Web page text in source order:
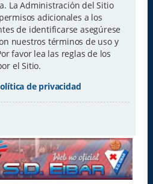
La Administración del Sitio
adicionales a los
de identificarse asegúrese
nuestros términos de uso y
favor lea las reglas de los
el Sitio.
de privacidad